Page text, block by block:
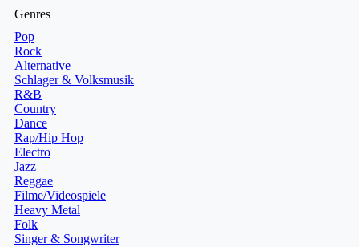
Genres
Pop
Rock
Alternative
Schlager & Volksmusik
R&B
Country
Dance
Rap/Hip Hop
Electro
Jazz
Reggae
Filme/Videospiele
Heavy Metal
Folk
Singer & Songwriter